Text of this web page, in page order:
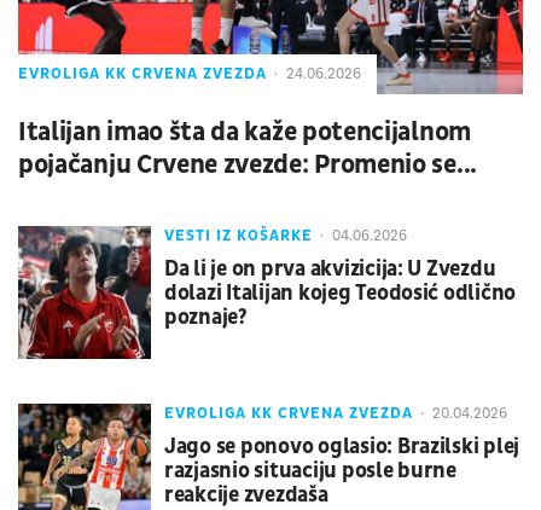
EVROLIGA KK CRVENA ZVEZDA 24.06.2026
Italijan imao šta da kaže potencijalnom
pojačanju Crvene zvezde: Promenio se...
VESTI IZ KOŠARKE 04.06.2026
Da li je on prva akvizicija: U Zvezdu
dolazi Italijan kojeg Teodosić odlično
poznaje?
EVROLIGA KK CRVENA ZVEZDA 20.04.2026
Jago se ponovo oglasio: Brazilski plej
razjasnio situaciju posle burne
reakcije zvezdaša